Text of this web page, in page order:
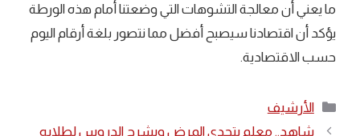
ما يعني أن معالجة التشوهات التي وضعتنا أمام هذه الورطة
يؤكد أن اقتصادنا سيصبح أفضل مما نتصور بلغة أرقام اليوم
حسب الاقتصادية.
التصنيفات
الأرشيف
شاهد.. معلم يتحدى المرض ويشرح الدروس لطلابه